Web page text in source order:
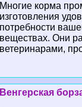
Многие корма
изготовления
потребности
веществах. Они
ветеринарами,
Венгерская